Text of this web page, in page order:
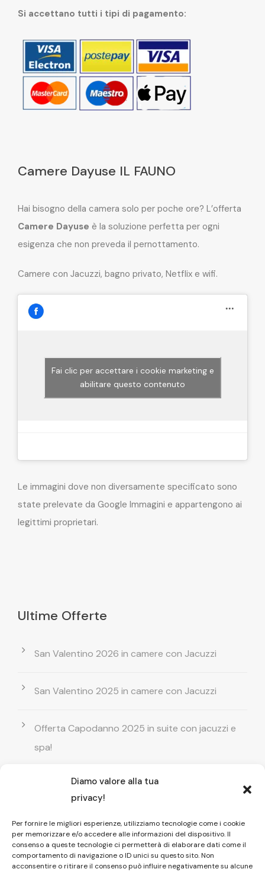
Diamo valore alla tua
privacy!
Per fornire le migliori esperienze, utilizziamo tecnologie come i cookie
per memorizzare e/o accedere alle informazioni del dispositivo. Il
consenso a queste tecnologie ci permetterà di elaborare dati come il
comportamento di navigazione o ID unici su questo sito. Non
acconsentire o ritirare il consenso può influire negativamente su alcune
Si accettano tutti i tipi di pagamento:
Camere Dayuse IL FAUNO
Hai bisogno della camera solo per poche ore? L’offerta
Camere Dayuse è la soluzione perfetta per ogni
esigenza che non preveda il pernottamento.
Camere con Jacuzzi, bagno privato, Netflix e wifi.
Fai clic per accettare i cookie marketing e
abilitare questo contenuto
Le immagini dove non diversamente specificato sono
state prelevate da Google Immagini e appartengono ai
legittimi proprietari.
Ultime Offerte
San Valentino 2026 in camere con Jacuzzi
San Valentino 2025 in camere con Jacuzzi
Offerta Capodanno 2025 in suite con jacuzzi e
spa!
Offerta Natale in camera con vasca
idromassaggio ! Prenota il tuo relax esclusivo
Entrata GRATUITA in Piscina esterna! Il tuo relax
di coppia